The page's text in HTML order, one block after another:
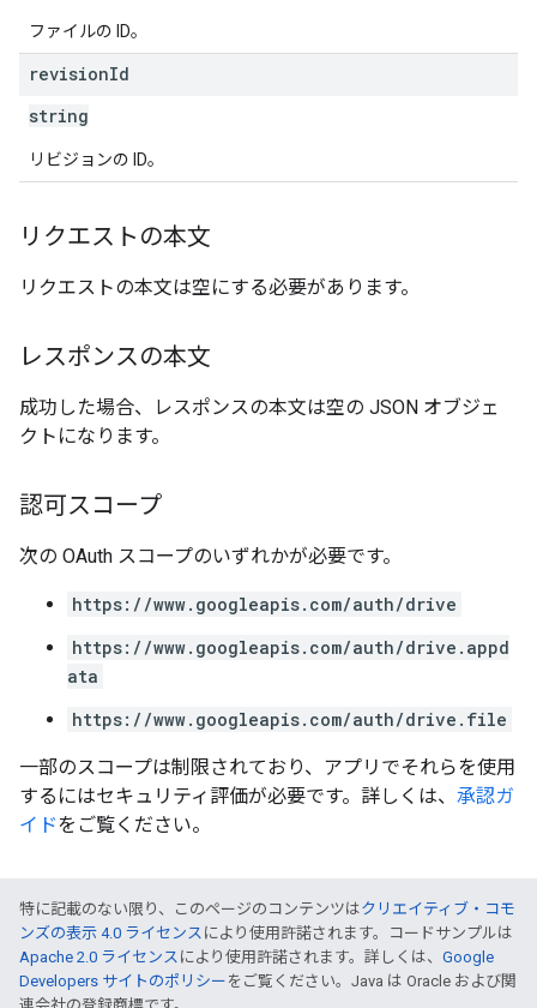
ファイルの ID。
revisionId
string
リビジョンの ID。
リクエストの本文
リクエストの本文は空にする必要があります。
レスポンスの本文
成功した場合、レスポンスの本文は空の JSON オブジェ
クトになります。
認可スコープ
次の OAuth スコープのいずれかが必要です。
https://www.googleapis.com/auth/drive
https://www.googleapis.com/auth/drive.appd
ata
https://www.googleapis.com/auth/drive.file
一部のスコープは制限されており、アプリでそれらを使用
するにはセキュリティ評価が必要です。詳しくは、 承認ガ
イドをご覧ください。
特に記載のない限り、このページのコンテンツはクリエイティブ・コモ
ンズの表示 4.0 ライセンス により使用許諾されます。コードサンプルは
Apache 2.0 ライセンス により使用許諾されます。詳しくは、 Google
Developers サイトのポリシー をご覧ください。Java は Oracle および関